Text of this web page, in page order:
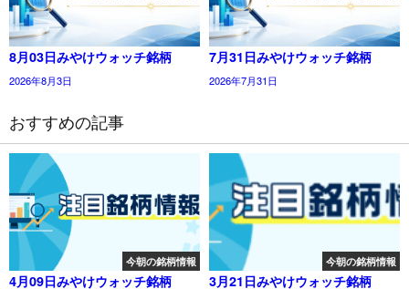
8月03日みやけウォッチ銘柄
2026年8月3日
7月31日みやけウォッチ銘柄
2026年7月31日
おすすめの記事
今朝の銘柄情報
4月09日みやけウォッチ銘柄
今朝の銘柄情報
3月21日みやけウォッチ銘柄